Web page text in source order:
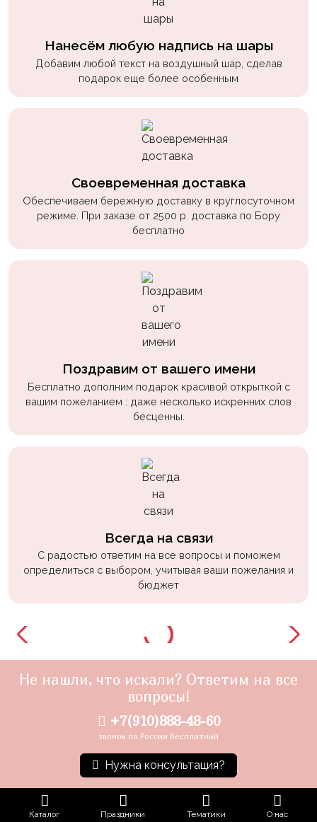
Нанесём любую надпись на шары
Добавим любой текст на воздушный шар, сделав
подарок еще более особенным
Своевременная доставка
Обеспечиваем бережную доставку в круглосуточном
режиме. При заказе от 2500 р. доставка по Бору
бесплатно
Поздравим от вашего имени
Бесплатно дополним подарок красивой открыткой с
вашим пожеланием : даже несколько искренних слов
бесценны.
Всегда на связи
С радостью ответим на все вопросы и поможем
определиться с выбором, учитывая ваши пожелания и
бюджет
Не нашли, что искали? Ответим на все
вопросы!
+7(910)888-48-60
звонок по России бесплатный
Нужна консультация?
Каталог Праздники Тематики О нас
Природа
Сладости